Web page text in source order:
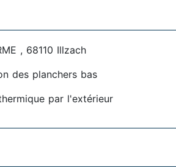
, 68110 Illzach
des planchers bas
par l'extérieur